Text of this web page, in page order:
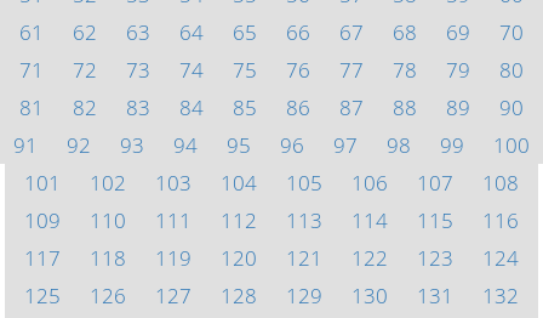
61
62 63 64 65 66 67 68 69
70
71
72 73 74 75 76 77 78 79
80
81
82 83 84 85 86 87 88 89
90
91
92 93 94 95 96 97 98 99
100
101
102 103 104 105 106 107
108
109
110 111 112 113 114 115
116
117
118 119 120 121 122 123
124
125
126 127 128 129 130 131
132